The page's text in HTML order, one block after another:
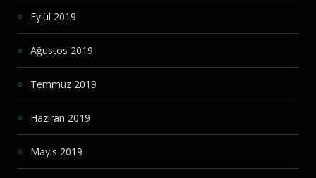
Eylül 2019
Ağustos 2019
Temmuz 2019
Haziran 2019
Mayıs 2019